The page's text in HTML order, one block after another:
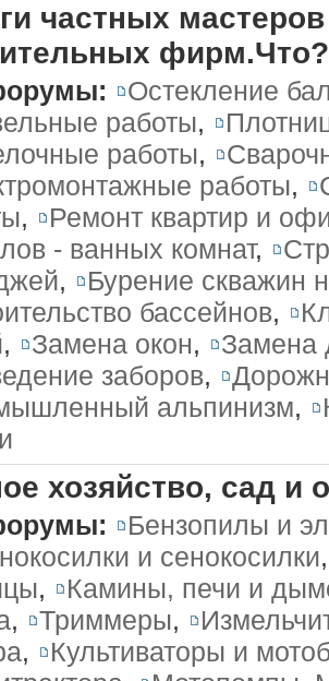
частных
Остекление
работы,
работы,
работы,
,
Ремонт квартир и
- ванных комнат,
,
Бурение скважин
бассейнов,
, Замена окон,
Замена
заборов,
альпинизм,
хозяйство, сад и
Бензопилы и
и сенокосилки
,
Камины, печи и
, Триммеры,
,
Культиваторы и